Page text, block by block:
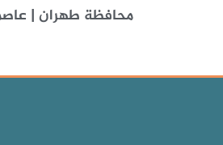
محافظة طهران |